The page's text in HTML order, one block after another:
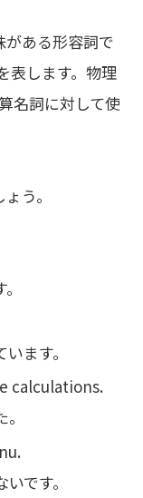
がある形容詞で
表します。物理
名詞に対して使
う。
ます。
calculations.
です。